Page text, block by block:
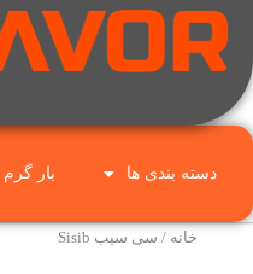
دسته بندی ها بار گرم
خانه / سی سیب Sisib